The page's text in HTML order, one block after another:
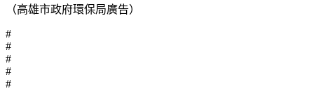
（高雄市政府環保局廣告）
#
#
#
#
#